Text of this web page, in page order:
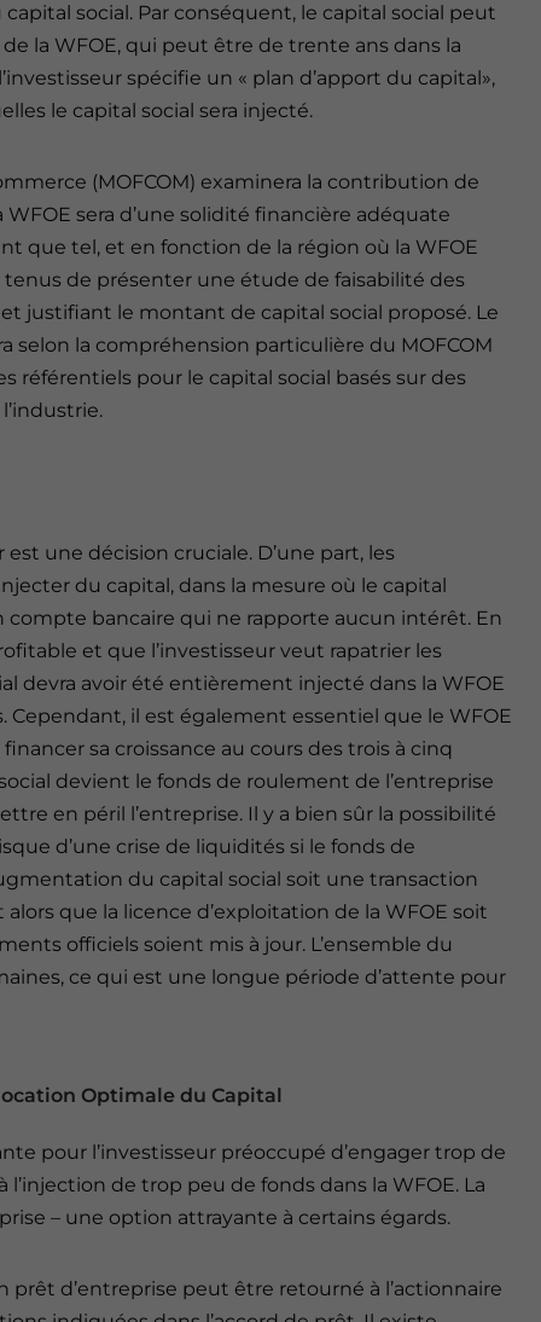
social. Par conséquent, le capital social peut
la WFOE, qui peut être de trente ans dans la
spécifie un « plan d’apport du capital»,
le capital social sera injecté.
(MOFCOM) examinera la contribution de
WFOE sera d’une solidité financière adéquate
que tel, et en fonction de la région où la WFOE
de présenter une étude de faisabilité des
justifiant le montant de capital social proposé. Le
selon la compréhension particulière du MOFCOM
référentiels pour le capital social basés sur des
une décision cruciale. D’une part, les
du capital, dans la mesure où le capital
bancaire qui ne rapporte aucun intérêt. En
et que l’investisseur veut rapatrier les
devra avoir été entièrement injecté dans la WFOE
il est également essentiel que le WFOE
sa croissance au cours des trois à cinq
devient le fonds de roulement de l’entreprise
en péril l’entreprise. Il y a bien sûr la possibilité
d’une crise de liquidités si le fonds de
du capital social soit une transaction
que la licence d’exploitation de la WFOE soit
officiels soient mis à jour. L’ensemble du
ce qui est une longue période d’attente pour
Optimale du Capital
pour l’investisseur préoccupé d’engager trop de
de trop peu de fonds dans la WFOE. La
– une option attrayante à certains égards.
d’entreprise peut être retourné à l’actionnaire